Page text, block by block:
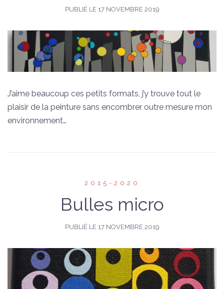
PUBLIÉ LE 17 NOVEMBRE 2019
J’aime beaucoup ces petits formats, j’y trouve tout le
plaisir de la peinture sans encombrer outre mesure mon
environnement…
2015-2020
Bulles micro
PUBLIÉ LE 17 NOVEMBRE 2019